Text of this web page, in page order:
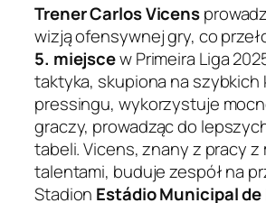
Trener Carlos Vicens
wizją ofensywnej gry, co
5. miejscew Primeira Liga
taktyka, skupiona na szybkich
pressingu, wykorzystuje
graczy, prowadząc do
tabeli. Vicens, znany z pracy z
talentami, buduje zespół na
Stadion Estádio Municipal de